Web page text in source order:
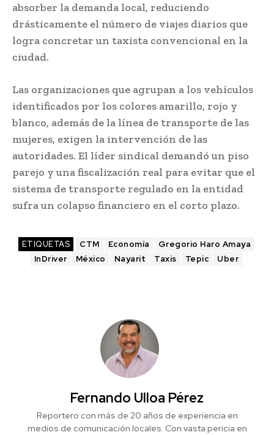
absorber la demanda local, reduciendo
drásticamente el número de viajes diarios que
logra concretar un taxista convencional en la
ciudad.
Las organizaciones que agrupan a los vehículos
identificados por los colores amarillo, rojo y
blanco, además de la línea de transporte de las
mujeres, exigen la intervención de las
autoridades. El líder sindical demandó un piso
parejo y una fiscalización real para evitar que el
sistema de transporte regulado en la entidad
sufra un colapso financiero en el corto plazo.
ETIQUETAS CTM Economía
Gregorio Haro Amaya
InDriver
México Nayarit Taxis Tepic Uber
Fernando Ulloa Pérez
Reportero con más de 20 años de experiencia en
medios de comunicación locales. Con vasta pericia en